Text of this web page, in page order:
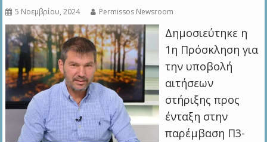
5 Νοεμβρίου, 2024 Permissos Newsroom
Δημοσιεύτηκε η
1η Πρόσκληση για
την υποβολή
αιτήσεων
στήριξης προς
ένταξη στην
παρέμβαση Π3-